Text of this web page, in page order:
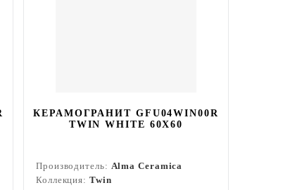
КЕРАМОГРАНИТ GFU04WIN00R
TWIN WHITE 60X60
Производитель: Alma Ceramica
Коллекция: Twin